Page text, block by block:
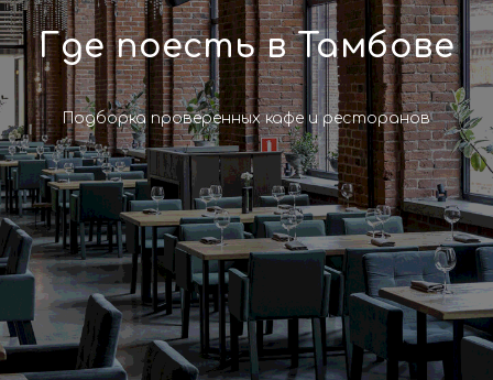
Где поесть в Тамбове
Подборка проверенных кафе и ресторанов